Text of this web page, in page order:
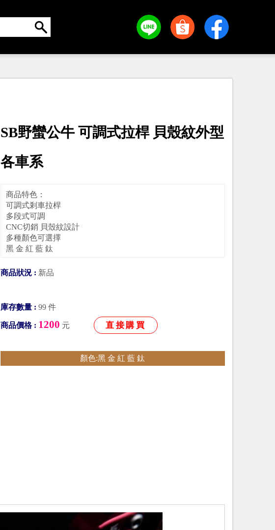
SB野蠻公牛 可調式拉桿 貝殼紋外型
各車系
商品特色：
可調式剎車拉桿
多段式可調
CNC切銷 貝殼紋設計
多種顏色可選擇
黑 金 紅 藍 鈦
商品狀況 : 新品
庫存數量 : 99 件
商品價格 : 1200 元 直接購買
顏色:黑 金 紅 藍 鈦